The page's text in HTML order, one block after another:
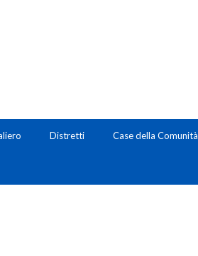
Distretti Case della Comunità